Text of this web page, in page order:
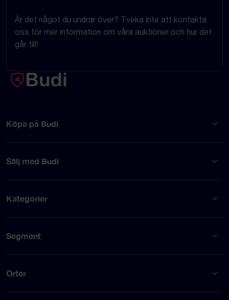
Är det något du undrar över? Tveka inte att kontakta
oss för mer information om våra auktioner och hur det
går till!
Köpa på Budi
Sälj med Budi
Kategorier
Segment
Orter